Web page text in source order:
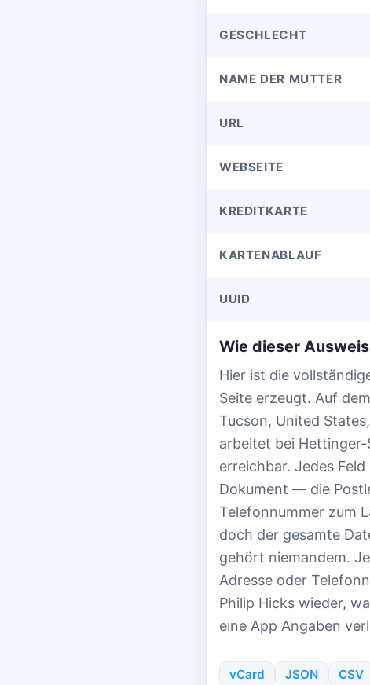
GESCHLECHT
NAME DER MUTTER
URL
WEBSEITE
KREDITKARTE
KARTENABLAUF
UUID
Wie dieser
Hier ist die
Seite erzeugt. Auf
Tucson, United
arbeitet bei
erreichbar. Jedes
Dokument — die
Telefonnummer zum
doch der gesamte
gehört niemandem.
Adresse oder
Philip Hicks wieder,
eine App Angaben
vCard JSON CSV